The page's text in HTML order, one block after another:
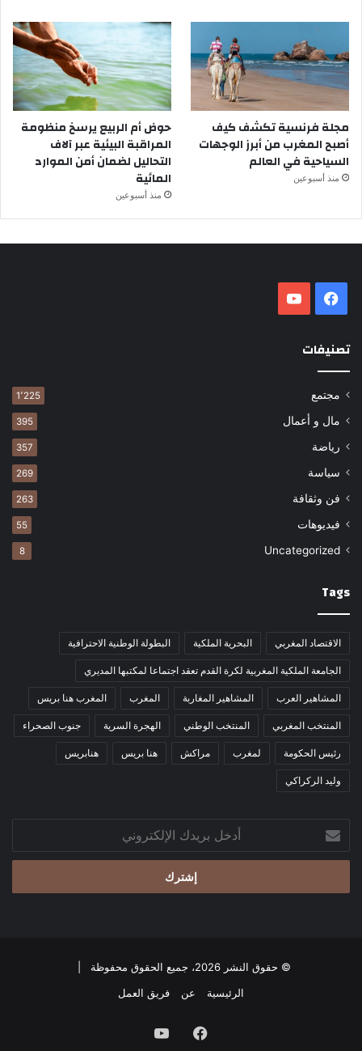
مجلة فرنسية تكشف كيف
أصبح المغرب من أبرز الوجهات
السياحية في العالم
منذ أسبوعين
حوض أم الربيع يرسخ منظومة
المراقبة البيئية عبر آلاف
التحاليل لضمان أمن الموارد
المائية
منذ أسبوعين
فيسبوك
تصنيفات
مجتمع 1٬225
مال و أعمال 395
رياضة 357
سياسة 269
فن وثقافة 263
فيديوهات 55
Uncategorized
8
Tags
الاقتصاد المغربي البحرية الملكية البطولة الوطنية الاحترافية
الجامعة الملكية المغربية لكرة القدم تعقد اجتماعا لمكتبها المديري
المشاهير العرب المشاهير المغاربة المغرب المغرب هنا بريس
المنتخب المغربي المنتخب الوطني الهجرة السرية جنوب الصحراء
رئيس الحكومة لمغرب مراكش هنا بريس هنابريس
وليد الركراكي
أدخل
بريدك
الإلكتروني
© حقوق النشر 2026، جميع الحقوق محفوظة |
الرئيسية
عن فريق العمل
فيسبوك